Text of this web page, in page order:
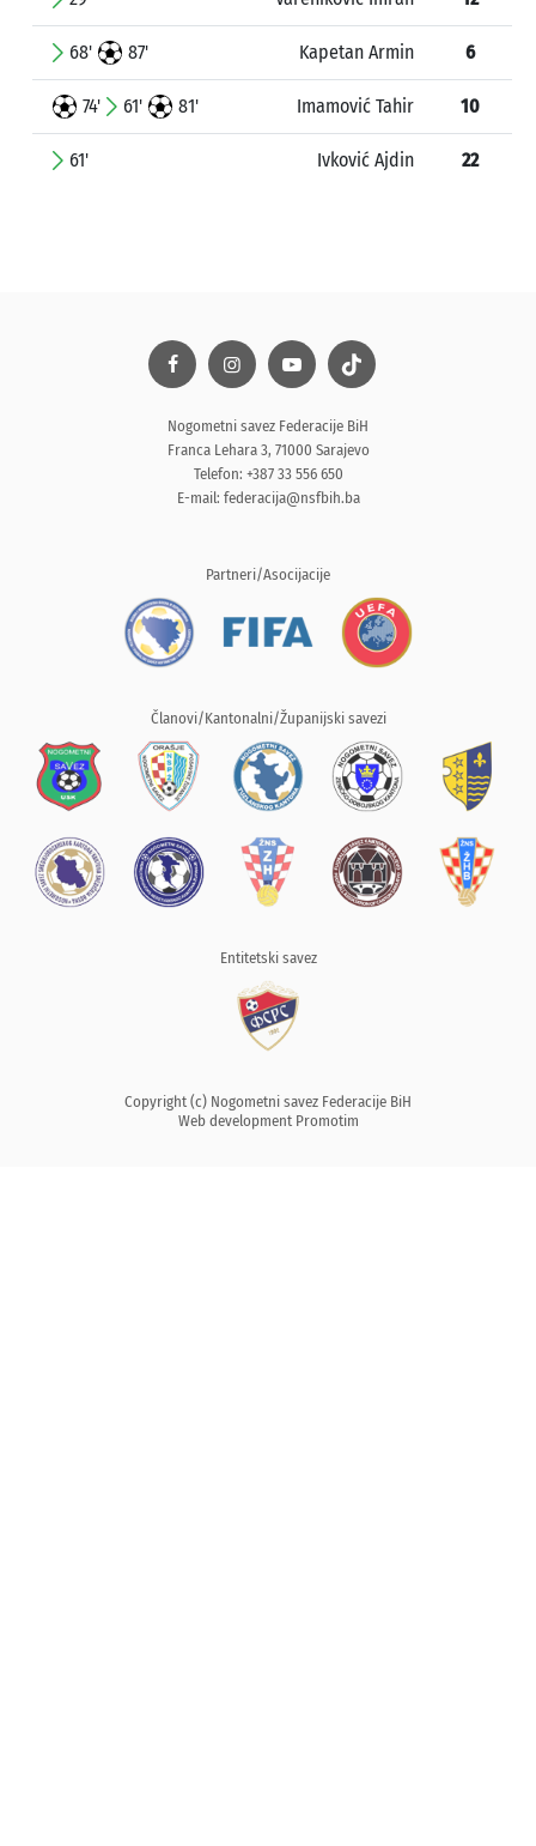
68' 87' Kapetan Armin 6
74' 61' 81' Imamović Tahir 10
61' Ivković Ajdin 22
Nogometni savez Federacije BiH
Franca Lehara 3, 71000 Sarajevo
Telefon: +387 33 556 650
E-mail: federacija@nsfbih.ba
Partneri/Asocijacije
Članovi/Kantonalni/Županijski savezi
Entitetski savez
Copyright (c) Nogometni savez Federacije BiH
Web development Promotim